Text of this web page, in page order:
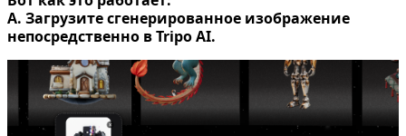
A. Загрузите сгенерированное изображение
непосредственно в Tripo AI.